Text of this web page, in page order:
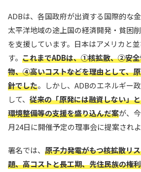
ADBは、各国政府が出資する国際的な
太平洋地域の途上国の経済開発・貧困
を支援しています。日本はアメリカと
す。 これまでADBは、①核拡散、②安
物、④高いコスト――などを理由として、
針でした。しかし、ADBのエネルギー
して、 従来の「原発には融資しない」
環境整備等の支援を盛り込んだ案が、
月24日に開催予定の理事会に提案され
署名では、 原子力発電がもつ核拡散リ
題、高コストと長工期、先住民族の権